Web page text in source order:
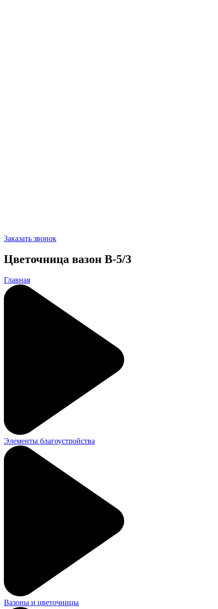
Заказать звонок
Цветочница вазон В-5/3
Главная
Элементы благоустройства
Вазоны и цветочницы